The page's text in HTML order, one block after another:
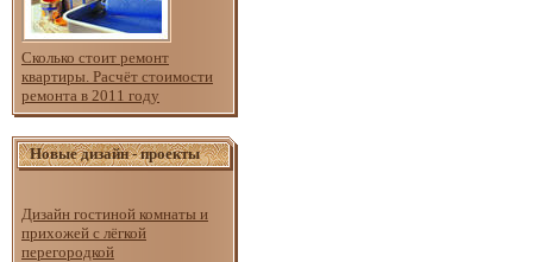
Сколько стоит ремонт
квартиры. Расчёт стоимости
ремонта в 2011 году
Новые дизайн - проекты
Дизайн гостиной комнаты и
прихожей с лёгкой
перегородкой